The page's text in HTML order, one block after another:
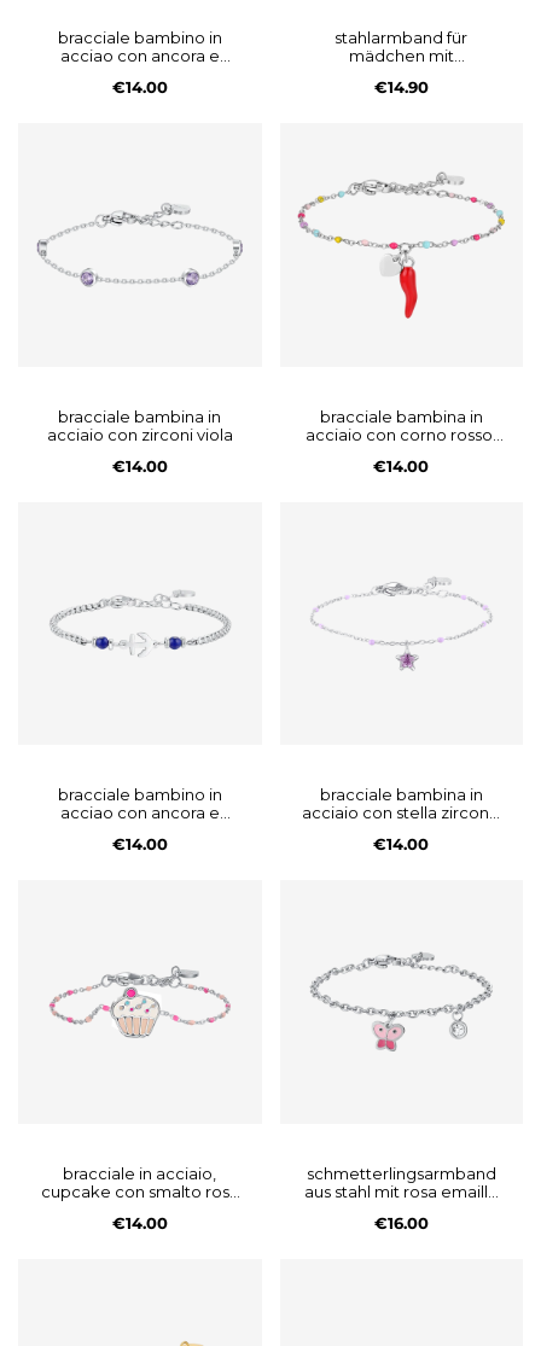
bracciale bambino in
acciao con ancora e
€14.00
stahlarmband für
mädchen mit
kristallen
€14.90
bracciale bambina in
acciaio con zirconi viola
€14.00
bracciale bambina in
acciaio con corno rosso,
multicolor
€14.00
bracciale bambino in
acciao con ancora e
€14.00
bracciale bambina in
acciaio con stella zircone
€14.00
bracciale in acciaio,
cupcake con smalto rosa
€14.00
schmetterlingsarmband
aus stahl mit rosa emaille
€16.00